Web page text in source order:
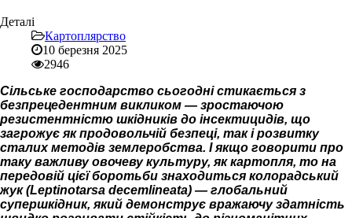
Деталі
Картоплярство
10 березня 2025
2946
Сільське господарство сьогодні стикається з
безпрецедентним викликом — зростаючою
резистентністю шкідників до інсектицидів, що
загрожує як продовольчій безпеці, так і розвитку
сталих методів землеробства. І якщо говорити про
таку важливу овочеву культуру, як картопля, то на
передовій цієї боротьби знаходиться колорадський
жук (Leptinotarsa decemlineata) — глобальний
супершкідник, який демонструє вражаючу здатність